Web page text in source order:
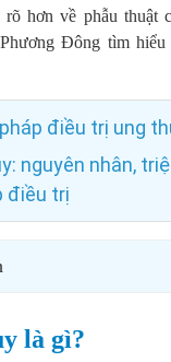
hơn về phẫu thuật
Đông tìm
điều trị ung
nguyên nhân,
điều trị
là gì?